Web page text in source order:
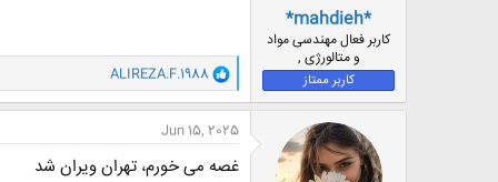
*mahdieh*
کاربر فعال مهندسی مواد
و متالورژی ,
کاربر ممتاز
و
ا
ک
ن
ش
ه
ALIREZA.F.1988
Jun 15, 2025
غصه می خورم، تهران ویران شد